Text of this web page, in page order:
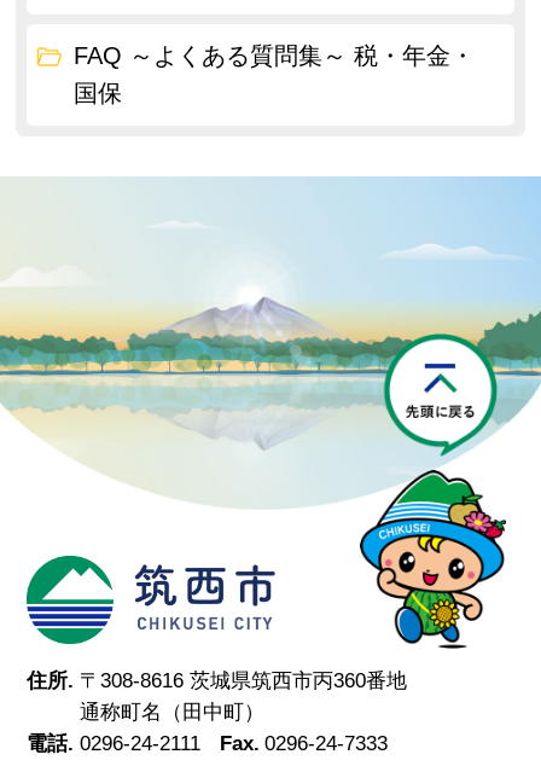
FAQ ～よくある質問集～ 税・年金・
国保
筑西市
住所. 〒308-8616 茨城県筑西市丙360番地
通称町名（田中町）
電話. 0296-24-2111 Fax. 0296-24-7333